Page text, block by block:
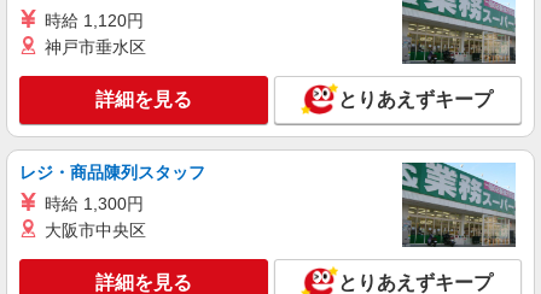
業務委託
SOMPOヘルスサポート株式会社 全支援対応コース
特定保健指導（保健師・管理栄養士）
報酬：完全出来高制 報酬額（消費税抜き）：
・事業所一括面談(対面) 1日：10,000円〜14,716
円 ・個別訪問(対面) 1件：4,286円〜5,239円 ・
遠隔面談 1件：1500〜1691円 ・電話支援 1
件：1,000円〜1,429円 ・メール支援 1件：500円
※上記金額に消費税を加えた金額をお支払いいた
します ※交通費・電話代は弊社負担。その他、支
【活動エリア】栃木県大田原市及びその周辺
キープ 詳細を見る
株式会社 ルフト・メディカルケア
時給 1,120円
神戸市垂水区
詳細を見る とりあえずキープ
レジ・商品陳列スタッフ
時給 1,300円
大阪市中央区
詳細を見る とりあえずキープ